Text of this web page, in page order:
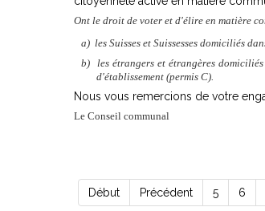
Ont le droit de voter et d'élire en matière
a) les Suisses et Suissesses domiciliés
b) les étrangers et étrangères
d'établissement (permis C).
Nous vous remercions de votre
Le Conseil communal
Début Précédent 5 6